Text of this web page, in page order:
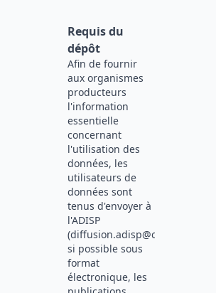
Requis du
dépôt
Afin de fournir
aux organismes
producteurs
l'information
essentielle
concernant
l'utilisation des
données, les
utilisateurs de
données sont
tenus d'envoyer à
l'ADISP
(diffusion.adisp@cnrs.fr),
si possible sous
format
électronique, les